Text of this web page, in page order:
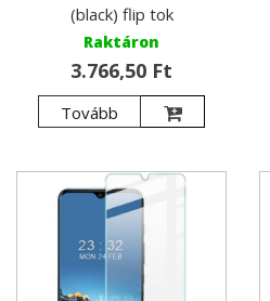
(black) flip tok
Raktáron
3.766,50 Ft
Tovább